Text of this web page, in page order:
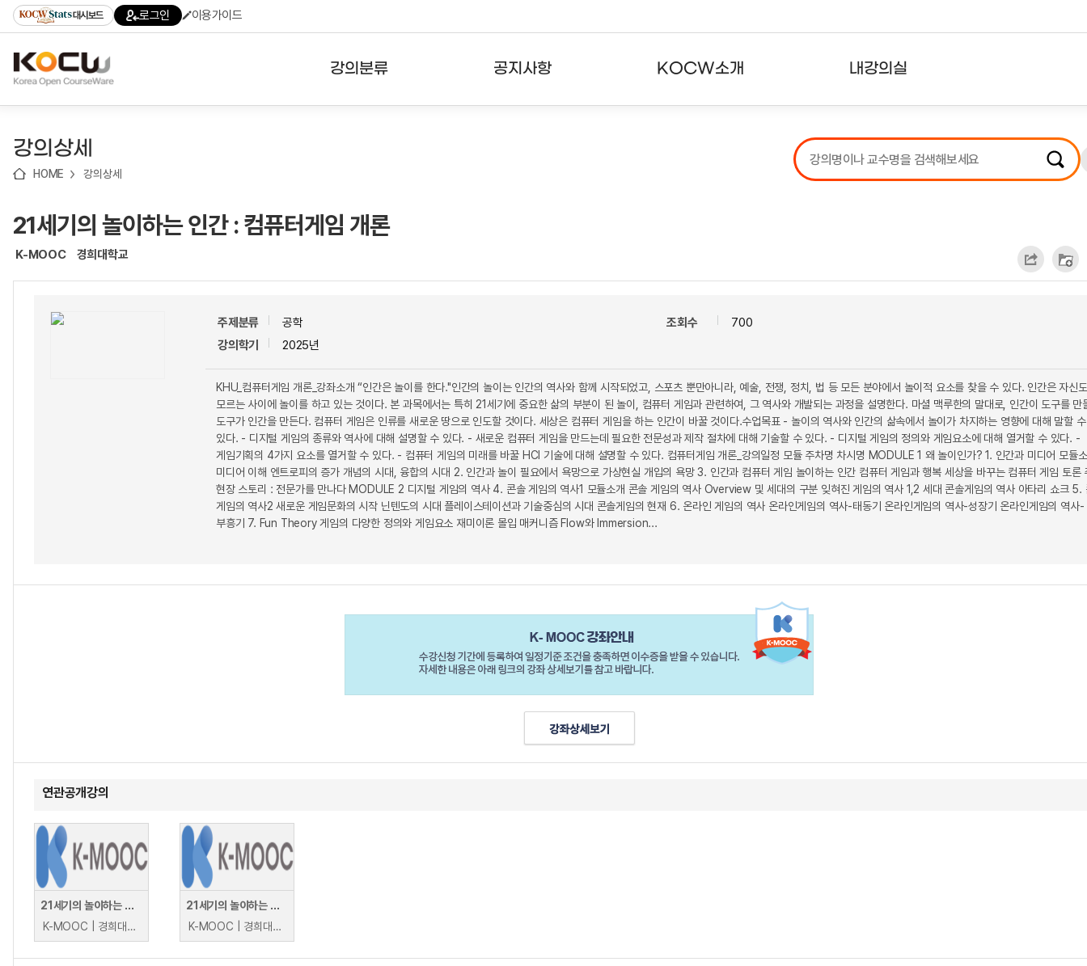
기
기
기
content)
가
대시보드 로그인 이용가이드
강의분류
테마강의
공지사항 KOCW소개 내강의실
강의리스트
수강확인증강의
강의상세
HOME 강의상세
21세기의 놀이하는 인간 : 컴퓨터게임 개론
K-MOOC 경희대학교
주제분류
공학
강의학기
2025년
조회수 700
KHU_컴퓨터게임 개론_강좌소개 “인간은 놀이를 한다."인간의 놀이는 인간의 역사와 함께 시작되었고, 스포츠 뿐만아니라, 예술, 전쟁, 정치, 법 등 모든 분야에서 놀이적 요소를 찾을 수 있다. 인간은 자신도
모르는 사이에 놀이를 하고 있는 것이다. 본 과목에서는 특히 21세기에 중요한 삶의 부분이 된 놀이, 컴퓨터 게임과 관련하여, 그 역사와 개발되는 과정을 설명한다. 마셜 맥루한의 말대로, 인간이 도구를 만
도구가 인간을 만든다. 컴퓨터 게임은 인류를 새로운 땅으로 인도할 것이다. 세상은 컴퓨터 게임을 하는 인간이 바꿀 것이다.수업목표 - 놀이의 역사와 인간의 삶속에서 놀이가 차지하는 영향에 대해 말할 수
있다. - 디지털 게임의 종류와 역사에 대해 설명할 수 있다. - 새로운 컴퓨터 게임을 만드는데 필요한 전문성과 제작 절차에 대해 기술할 수 있다. - 디지털 게임의 정의와 게임요소에 대해 열거할 수 있다. -
게임기획의 4가지 요소를 열거할 수 있다. - 컴퓨터 게임의 미래를 바꿀 HCI 기술에 대해 설명할 수 있다. 컴퓨터게임 개론_강의일정 모듈 주차명 차시명 MODULE 1 왜 놀이인가? 1. 인간과 미디어 모듈
미디어 이해 엔트로피의 증가 개념의 시대, 융합의 시대 2. 인간과 놀이 필요에서 욕망으로 가상현실 개입의 욕망 3. 인간과 컴퓨터 게임 놀이하는 인간 컴퓨터 게임과 행복 세상을 바꾸는 컴퓨터 게임 토론
현장 스토리 : 전문가를 만나다 MODULE 2 디지털 게임의 역사 4. 콘솔 게임의 역사1 모듈소개 콘솔 게임의 역사 Overview 및 세대의 구분 잊혀진 게임의 역사 1,2 세대 콘솔게임의 역사 아타리 쇼크 5.
게임의 역사2 새로운 게임문화의 시작 닌텐도의 시대 플레이스테이션과 기술중심의 시대 콘솔게임의 현재 6. 온라인 게임의 역사 온라인게임의 역사-태동기 온라인게임의 역사-성장기 온라인게임의 역사-
부흥기 7. Fun Theory 게임의 다양한 정의와 게임요소 재미이론 몰입 매커니즘 Flow와 Immersion...
연관공개강의
21세기의 놀이하는 인간 : 컴퓨터게임 개론
K-MOOC | 경희대학교 서덕영, 우탁, 전석희, 이성원, 이상민
21세기의 놀이하는 인간 : 컴퓨터게임 개론
K-MOOC | 경희대학교